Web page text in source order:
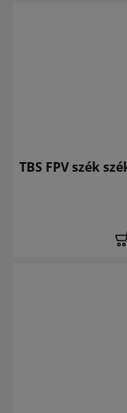
TBS FPV szék